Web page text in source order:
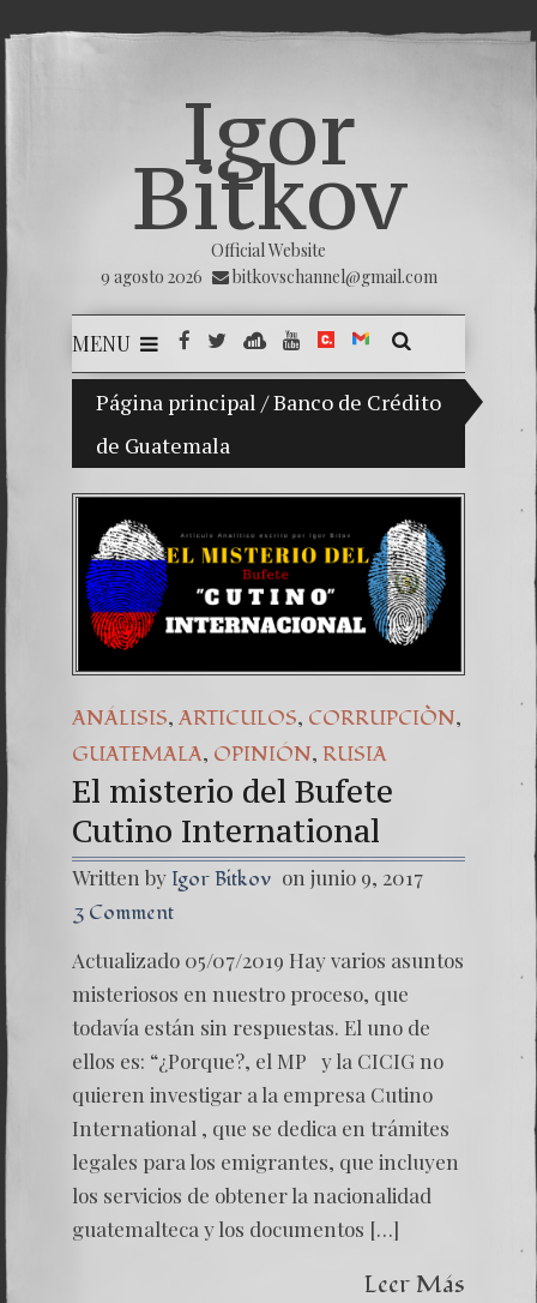
Igor
Bitkov
Official Website
9 agosto 2026
bitkovschannel@gmail.com
MENU
Página principal /Banco de Crédito
de Guatemala
Mi hijo Vladimir Bitkov, una promesa
Una
7.
ANÁLISIS, ARTICULOS, CORRUPCIÒN,
GUATEMALA, OPINIÓN, RUSIA
El misterio del Bufete
Cutino International
Written by Igor Bitkov on junio 9, 2017
3 Comment
Actualizado 05/07/2019 Hay varios asuntos
misteriosos en nuestro proceso, que
todavía están sin respuestas. El uno de
ellos es: “¿Porque?, el MP y la CICIG no
quieren investigar a la empresa Cutino
International , que se dedica en trámites
legales para los emigrantes, que incluyen
los servicios de obtener la nacionalidad
guatemalteca y los documentos […]
Leer Más